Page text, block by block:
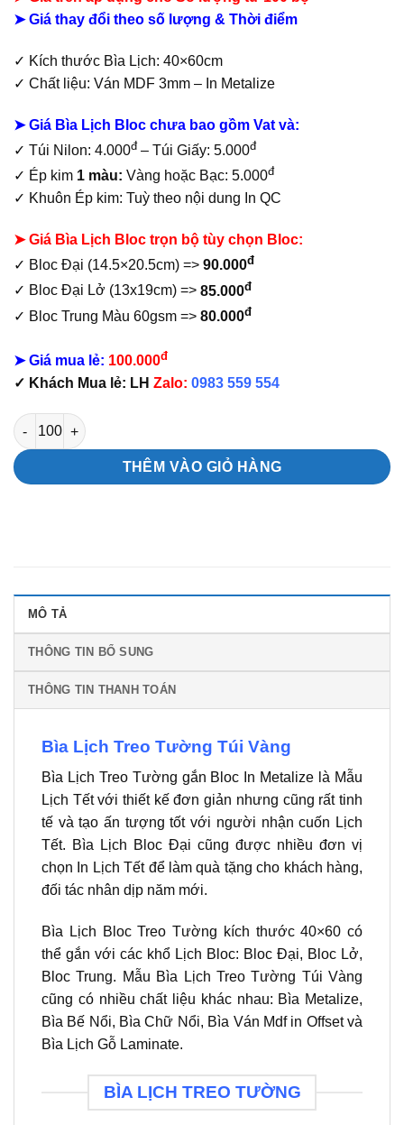
là:
109.000₫.
tại
là:
78.000₫.
➤ Giá thay đổi theo số lượng & Thời điểm
✓ Kích thước Bìa Lịch: 40×60cm
✓ Chất liệu: Ván MDF 3mm – In Metalize
➤ Giá Bìa Lịch Bloc chưa bao gồm Vat và:
✓ Túi Nilon: 4.000đ – Túi Giấy: 5.000đ
✓ Ép kim 1 màu: Vàng hoặc Bạc: 5.000đ
✓ Khuôn Ép kim: Tuỳ theo nội dung In QC
➤ Giá Bìa Lịch Bloc trọn bộ tùy chọn Bloc:
✓ Bloc Đại (14.5×20.5cm) => 90.000đ
✓ Bloc Đại Lở (13x19cm) => 85.000đ
✓ Bloc Trung Màu 60gsm => 80.000đ
➤ Giá mua lẻ: 100.000đ
✓ Khách Mua lẻ: LH Zalo: 0983 559 554
Bìa Lịch Treo Tường Túi Vàng số lượng
THÊM VÀO GIỎ HÀNG
MÔ TẢ
THÔNG TIN BỔ SUNG
THÔNG TIN THANH TOÁN
Bìa Lịch Treo Tường Túi Vàng
Bìa Lịch Treo Tường gắn Bloc In Metalize là Mẫu
Lịch Tết với thiết kế đơn giản nhưng cũng rất tinh
tế và tạo ấn tượng tốt với người nhận cuốn Lịch
Tết. Bìa Lịch Bloc Đại cũng được nhiều đơn vị
chọn In Lịch Tết để làm quà tặng cho khách hàng,
đối tác nhân dịp năm mới.
Bìa Lịch Bloc Treo Tường kích thước 40×60 có
thể gắn với các khổ Lịch Bloc: Bloc Đại, Bloc Lở,
Bloc Trung. Mẫu Bìa Lịch Treo Tường Túi Vàng
cũng có nhiều chất liệu khác nhau: Bìa Metalize,
Bìa Bế Nổi, Bìa Chữ Nổi, Bìa Ván Mdf in Offset và
Bìa Lịch Gỗ Laminate.
BÌA LỊCH TREO TƯỜNG